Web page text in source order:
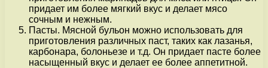
придает им более мягкий вкус и делает мясо
сочным и нежным.
Пасты. Мясной бульон можно использовать для
приготовления различных паст, таких как лазанья,
карбонара, болоньезе и т.д. Он придает пасте более
насыщенный вкус и делает ее более аппетитной.